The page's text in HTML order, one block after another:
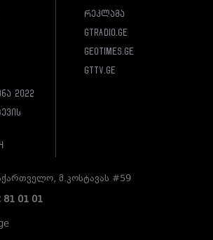
2022
რეკლამა
gtradio.ge
geotimes.ge
gttv.ge
მ.კოსტავას #59
81 01 01